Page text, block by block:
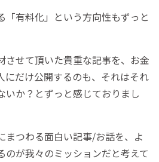
有料化」という方向性もずっと
せて頂いた貴重な記事を、お金
にだけ公開するのも、それはそれ
いか？とずっと感じておりまし
つわる面白い記事/お話を、よ
のが我々のミッションだと考えて